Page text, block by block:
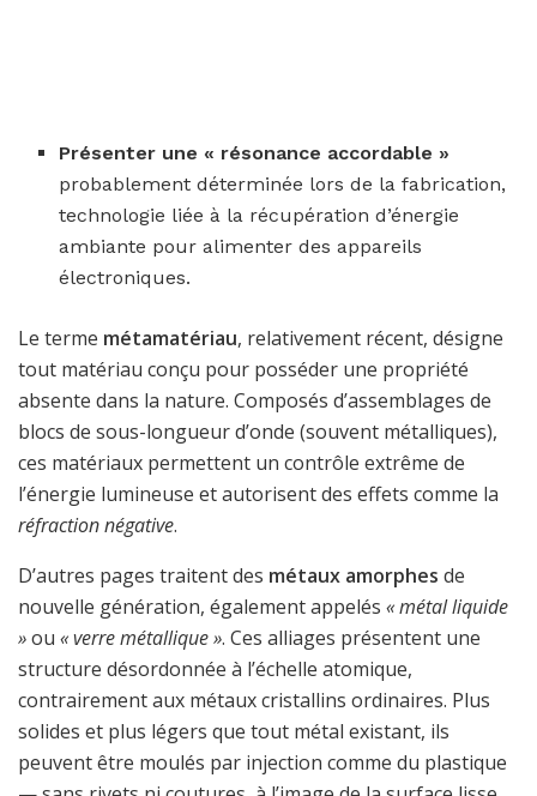
Présenter une « résonance accordable »
probablement déterminée lors de la fabrication,
technologie liée à la récupération d’énergie
ambiante pour alimenter des appareils
électroniques.
Le terme métamatériau, relativement récent, désigne
tout matériau conçu pour posséder une propriété
absente dans la nature. Composés d’assemblages de
blocs de sous-longueur d’onde (souvent métalliques),
ces matériaux permettent un contrôle extrême de
l’énergie lumineuse et autorisent des effets comme la
réfraction négative.
D’autres pages traitent des métaux amorphes de
nouvelle génération, également appelés « métal liquide
»ou « verre métallique ». Ces alliages présentent une
structure désordonnée à l’échelle atomique,
contrairement aux métaux cristallins ordinaires. Plus
solides et plus légers que tout métal existant, ils
peuvent être moulés par injection comme du plastique